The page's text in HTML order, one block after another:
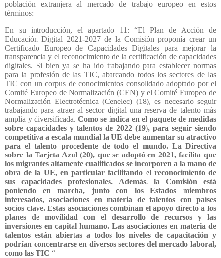
población extranjera al mercado de trabajo europeo en estos
términos:
En su introducción, el apartado 11: “El Plan de Acción de
Educación Digital 2021-2027 de la Comisión proponía crear un
Certificado Europeo de Capacidades Digitales para mejorar la
transparencia y el reconocimiento de la certificación de capacidades
digitales. Si bien ya se ha ido trabajando para establecer normas
para la profesión de las TIC, abarcando todos los sectores de las
TIC con un corpus de conocimientos consolidado adoptado por el
Comité Europeo de Normalización (CEN) y el Comité Europeo de
Normalización Electrotécnica (Cenelec) (18), es necesario seguir
trabajando para atraer al sector digital una reserva de talento más
amplia y diversificada. Como se indica en el paquete de medidas
sobre capacidades y talentos de 2022 (19), para seguir siendo
competitiva a escala mundial la UE debe aumentar su atractivo
para el talento procedente de todo el mundo. La Directiva
sobre la Tarjeta Azul (20), que se adoptó en 2021, facilita que
los migrantes altamente cualificados se incorporen a la mano de
obra de la UE, en particular facilitando el reconocimiento de
sus capacidades profesionales. Además, la Comisión está
poniendo en marcha, junto con los Estados miembros
interesados, asociaciones en materia de talentos con países
socios clave. Estas asociaciones combinan el apoyo directo a los
planes de movilidad con el desarrollo de recursos y las
inversiones en capital humano. Las asociaciones en materia de
talentos están abiertas a todos los niveles de capacitación y
podrían concentrarse en diversos sectores del mercado laboral,
como las TIC “